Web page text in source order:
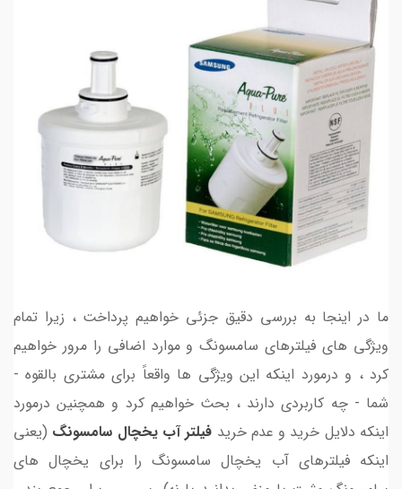
ما در اینجا به بررسی دقیق جزئی خواهیم پرداخت ، زیرا تمام
ویژگی های فیلترهای سامسونگ و موارد اضافی را مرور خواهیم
کرد ، و درمورد اینکه این ویژگی ها واقعاً برای مشتری بالقوه -
شما - چه کاربردی دارند ، بحث خواهیم کرد و همچنین درمورد
اینکه دلایل خرید و عدم خرید فیلتر آب یخچال سامسونگ (یعنی
اینکه فیلترهای آب یخچال سامسونگ را برای یخچال های